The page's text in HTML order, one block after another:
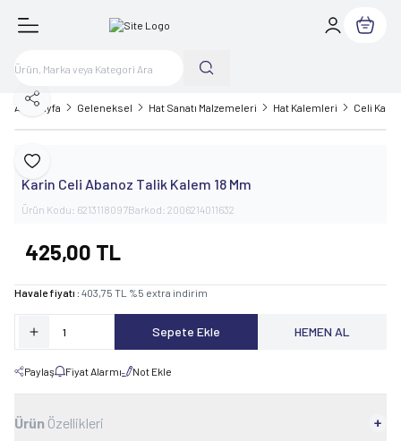
Sepetim
Ana Sayfa Geleneksel Hat Sanatı Malzemeleri Hat Kalemleri Celi
Favoriye Ekle
Paylaş
Karin
Karin Celi Abanoz Talik Kalem 18 Mm
Ürün Kodu: 6213118097Barkod: 2006214011632
425,00 TL
Havale fiyatı : 403,75 TL %5 extra indirim
Sepete Ekle HEMEN AL
Paylaş Fiyat Alarmı Not Ekle
Ürün Özellikleri